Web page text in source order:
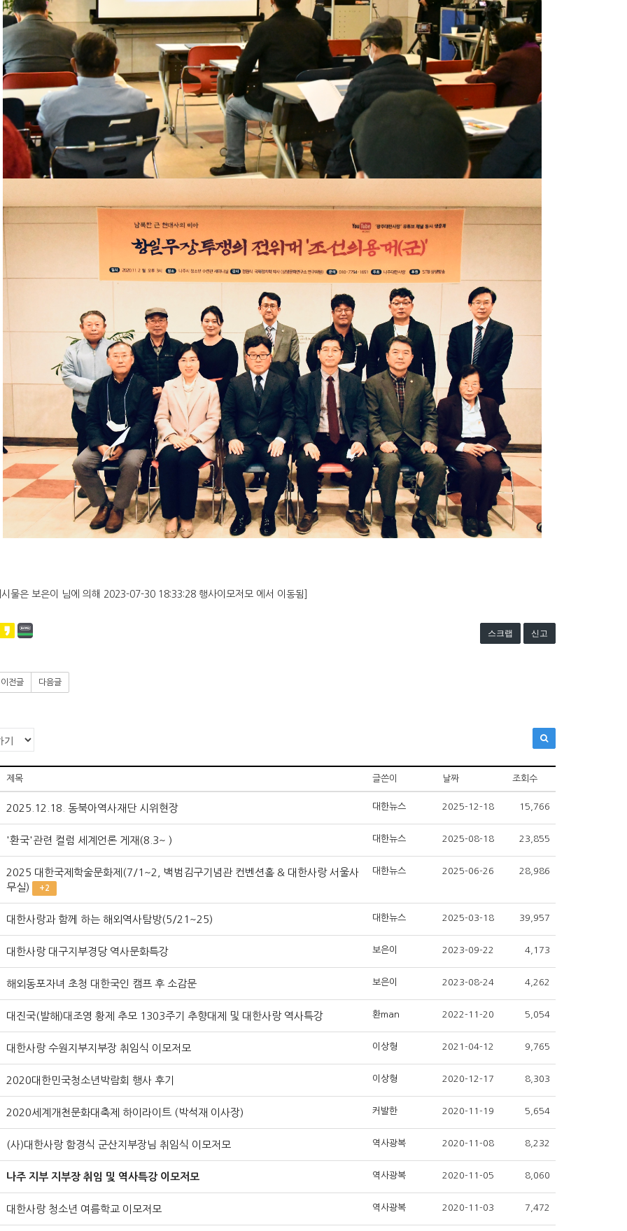
물은 보은이 님에 의해 2023-07-30 18:33:28 행사이모저모 에서 이동됨]
스크랩 신고
이전글 다음글
제목 글쓴이 날짜 조회수
2025.12.18. 동북아역사재단 시위현장 대한뉴스 2025-12-18 15,766
'환국'관련 컬럼 세계언론 게재(8.3~ ) 대한뉴스 2025-08-18 23,855
2025 대한국제학술문화제(7/1~2, 백범김구기념관 컨벤션홀 & 대한사랑 서울사
무실)
+2
대한뉴스 2025-06-26 28,986
대한사랑과 함께 하는 해외역사탐방(5/21~25) 대한뉴스 2025-03-18 39,957
대한사랑 대구지부경당 역사문화특강 보은이 2023-09-22 4,173
해외동포자녀 초청 대한국인 캠프 후 소감문 보은이 2023-08-24 4,262
대진국(발해)대조영 황제 추모 1303주기 추향대제 및 대한사랑 역사특강 환man 2022-11-20 5,054
대한사랑 수원지부지부장 취임식 이모저모 이상형 2021-04-12 9,765
2020대한민국청소년박람회 행사 후기 이상형 2020-12-17 8,303
2020세계개천문화대축제 하이라이트 (박석재 이사장) 커발한 2020-11-19 5,654
(사)대한사랑 함경식 군산지부장님 취임식 이모저모 역사광복 2020-11-08 8,232
나주 지부 지부장 취임 및 역사특강 이모저모 역사광복 2020-11-05 8,060
대한사랑 청소년 여름학교 이모저모 역사광복 2020-11-03 7,472